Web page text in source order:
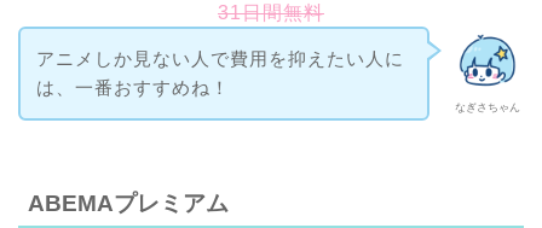
31日間無料
なぎさちゃん
アニメしか見ない人で費用を抑えたい人に
は、一番おすすめね！
ABEMAプレミアム